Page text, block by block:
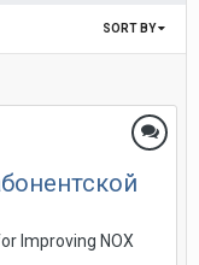
SORT BY
Improving NOX